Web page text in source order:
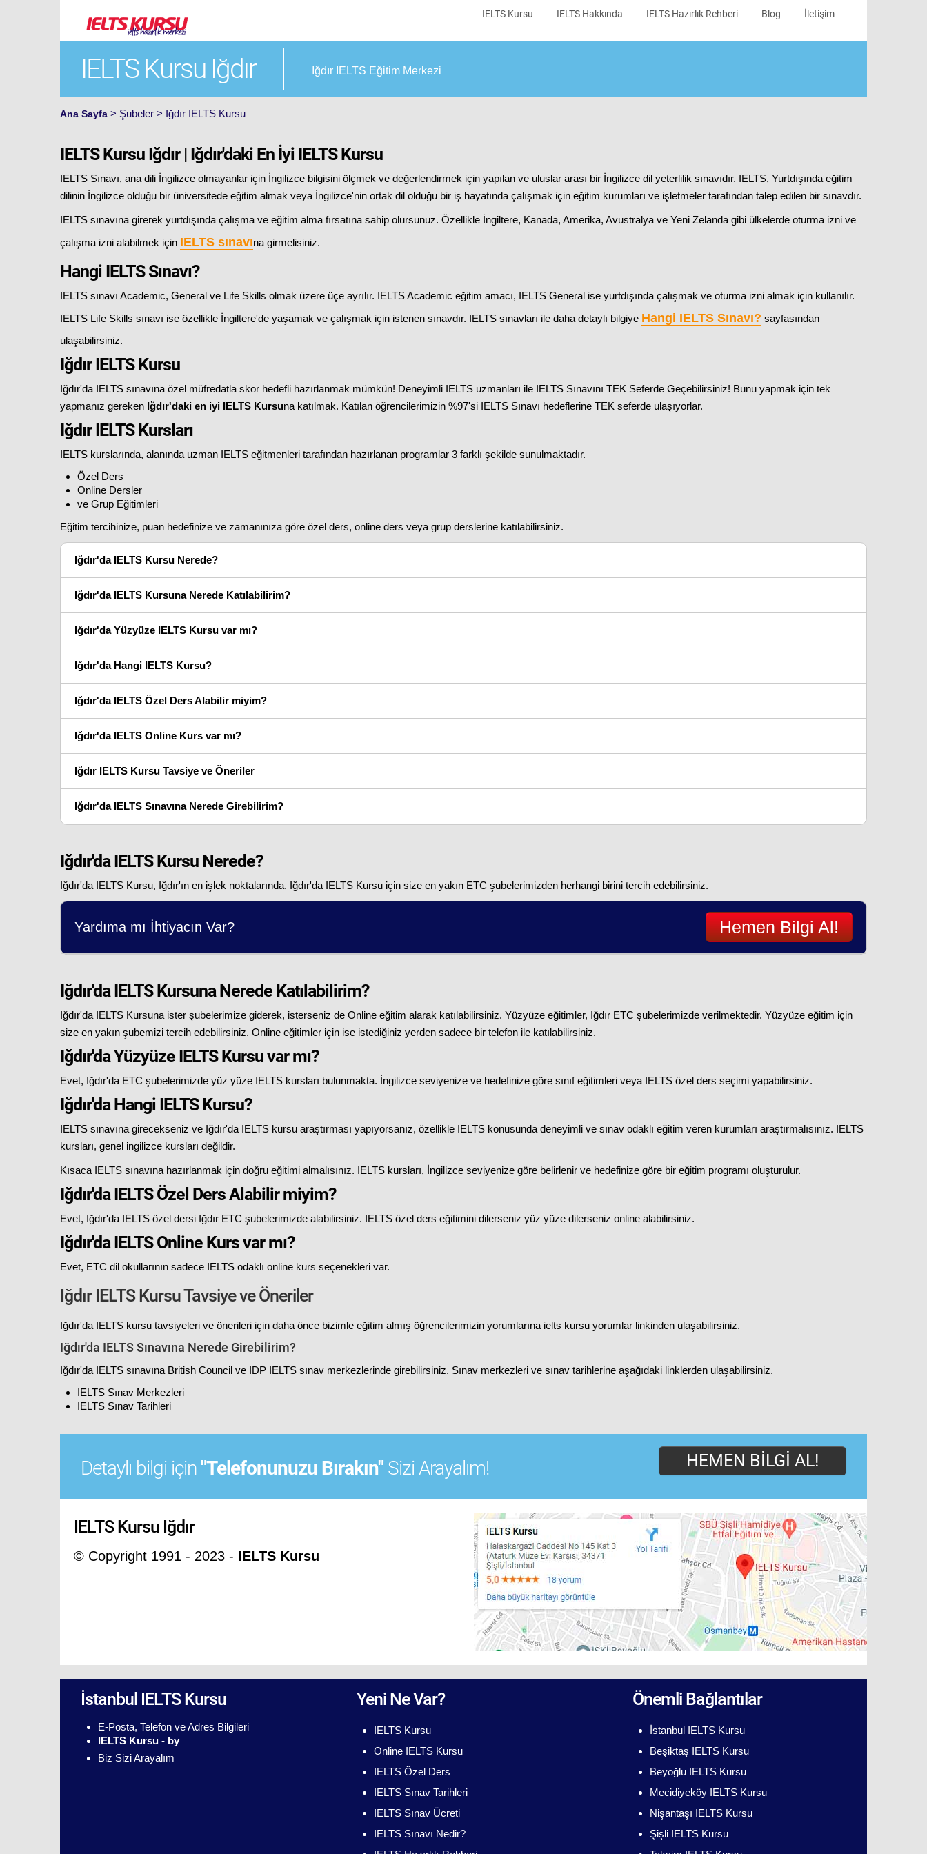
IELTS Kursu IELTS Hakkında IELTS Hazırlık Rehberi Blog İletişim
IELTS Kursu Iğdır Iğdır IELTS Eğitim Merkezi
Ana Sayfa > Şubeler > Iğdır IELTS Kursu
IELTS Kursu Iğdır | Iğdır'daki En İyi IELTS Kursu
IELTS Sınavı, ana dili İngilizce olmayanlar için İngilizce bilgisini ölçmek ve değerlendirmek için yapılan ve uluslar arası bir İngilizce dil yeterlilik sınavıdır. IELTS, Yurtdışında eğitim
dilinin İngilizce olduğu bir üniversitede eğitim almak veya İngilizce'nin ortak dil olduğu bir iş hayatında çalışmak için eğitim kurumları ve işletmeler tarafından talep edilen bir sınavdır.
IELTS sınavına girerek yurtdışında çalışma ve eğitim alma fırsatına sahip olursunuz. Özellikle İngiltere, Kanada, Amerika, Avustralya ve Yeni Zelanda gibi ülkelerde oturma izni ve
çalışma izni alabilmek için IELTS sınavına girmelisiniz.
Hangi IELTS Sınavı?
IELTS sınavı Academic, General ve Life Skills olmak üzere üçe ayrılır. IELTS Academic eğitim amacı, IELTS General ise yurtdışında çalışmak ve oturma izni almak için kullanılır.
IELTS Life Skills sınavı ise özellikle İngiltere'de yaşamak ve çalışmak için istenen sınavdır. IELTS sınavları ile daha detaylı bilgiye Hangi IELTS Sınavı? sayfasından
ulaşabilirsiniz.
Iğdır IELTS Kursu
Iğdır'da IELTS sınavına özel müfredatla skor hedefli hazırlanmak mümkün! Deneyimli IELTS uzmanları ile IELTS Sınavını TEK Seferde Geçebilirsiniz! Bunu yapmak için tek
yapmanız gereken Iğdır'daki en iyi IELTS Kursuna katılmak. Katılan öğrencilerimizin %97'si IELTS Sınavı hedeflerine TEK seferde ulaşıyorlar.
Iğdır IELTS Kursları
IELTS kurslarında, alanında uzman IELTS eğitmenleri tarafından hazırlanan programlar 3 farklı şekilde sunulmaktadır.
Özel Ders
Online Dersler
ve Grup Eğitimleri
Eğitim tercihinize, puan hedefinize ve zamanınıza göre özel ders, online ders veya grup derslerine katılabilirsiniz.
Iğdır'da IELTS Kursu Nerede?
Iğdır'da IELTS Kursuna Nerede Katılabilirim?
Iğdır'da Yüzyüze IELTS Kursu var mı?
Iğdır'da Hangi IELTS Kursu?
Iğdır'da IELTS Özel Ders Alabilir miyim?
Iğdır'da IELTS Online Kurs var mı?
Iğdır IELTS Kursu Tavsiye ve Öneriler
Iğdır'da IELTS Sınavına Nerede Girebilirim?
Iğdır'da IELTS Kursu Nerede?
Iğdır'da IELTS Kursu, Iğdır'ın en işlek noktalarında. Iğdır'da IELTS Kursu için size en yakın ETC şubelerimizden herhangi birini tercih edebilirsiniz.
Yardıma mı İhtiyacın Var? Hemen Bilgi Al!
Iğdır'da IELTS Kursuna Nerede Katılabilirim?
Iğdır'da IELTS Kursuna ister şubelerimize giderek, isterseniz de Online eğitim alarak katılabilirsiniz. Yüzyüze eğitimler, Iğdır ETC şubelerimizde verilmektedir. Yüzyüze eğitim için
size en yakın şubemizi tercih edebilirsiniz. Online eğitimler için ise istediğiniz yerden sadece bir telefon ile katılabilirsiniz.
Iğdır'da Yüzyüze IELTS Kursu var mı?
Evet, Iğdır'da ETC şubelerimizde yüz yüze IELTS kursları bulunmakta. İngilizce seviyenize ve hedefinize göre sınıf eğitimleri veya IELTS özel ders seçimi yapabilirsiniz.
Iğdır'da Hangi IELTS Kursu?
IELTS sınavına girecekseniz ve Iğdır'da IELTS kursu araştırması yapıyorsanız, özellikle IELTS konusunda deneyimli ve sınav odaklı eğitim veren kurumları araştırmalısınız. IELTS
kursları, genel ingilizce kursları değildir.
Kısaca IELTS sınavına hazırlanmak için doğru eğitimi almalısınız. IELTS kursları, İngilizce seviyenize göre belirlenir ve hedefinize göre bir eğitim programı oluşturulur.
Iğdır'da IELTS Özel Ders Alabilir miyim?
Evet, Iğdır'da IELTS özel dersi Iğdır ETC şubelerimizde alabilirsiniz. IELTS özel ders eğitimini dilerseniz yüz yüze dilerseniz online alabilirsiniz.
Iğdır'da IELTS Online Kurs var mı?
Evet, ETC dil okullarının sadece IELTS odaklı online kurs seçenekleri var.
Iğdır IELTS Kursu Tavsiye ve Öneriler
Iğdır'da IELTS kursu tavsiyeleri ve önerileri için daha önce bizimle eğitim almış öğrencilerimizin yorumlarına ielts kursu yorumlar linkinden ulaşabilirsiniz.
Iğdır'da IELTS Sınavına Nerede Girebilirim?
Iğdır'da IELTS sınavına British Council ve IDP IELTS sınav merkezlerinde girebilirsiniz. Sınav merkezleri ve sınav tarihlerine aşağıdaki linklerden ulaşabilirsiniz.
IELTS Sınav Merkezleri
IELTS Sınav Tarihleri
Detaylı bilgi için "Telefonunuzu Bırakın" Sizi Arayalım! HEMEN BILGI AL!
IELTS Kursu Iğdır
© Copyright 1991 - 2023 - IELTS Kursu
İstanbul IELTS Kursu
E-Posta, Telefon ve Adres Bilgileri
IELTS Kursu - by
Biz Sizi Arayalım
Yeni Ne Var?
IELTS Kursu
Online IELTS Kursu
IELTS Özel Ders
IELTS Sınav Tarihleri
IELTS Sınav Ücreti
IELTS Sınavı Nedir?
Önemli Bağlantılar
İstanbul IELTS Kursu
Beşiktaş IELTS Kursu
Beyoğlu IELTS Kursu
Mecidiyeköy IELTS Kursu
Nişantaşı IELTS Kursu
Şişli IELTS Kursu